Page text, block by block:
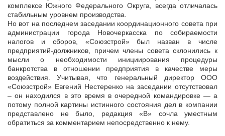
комплексе Южного Федерального Округа, всегда отличалась
стабильным уровнем производства.
Но вот на последнем заседании координационного совета при
администрации города Новочеркасска по собираемости
налогов и сборов, «Союзстрой» был назван в числе
предприятий-должников, причем члены совета склонились к
мысли о необходимости инициирования процедуры
банкротства в отношении предприятия в качестве меры
воздействия. Учитывая, что генеральный директор ООО
«Союзстрой» Евгений Нестеренко на заседании отсутствовал
– он находился в это время в очередной командировке — а
потому полной картины истинного состояния дел в компании
представлено не было, редакция «В» сочла уместным
обратиться за комментарием непосредственно к нему.